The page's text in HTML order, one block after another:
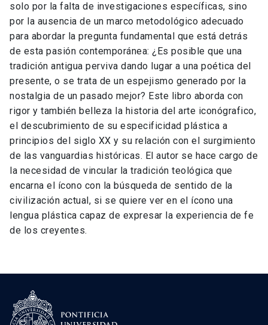
solo por la falta de investigaciones específicas, sino
por la ausencia de un marco metodológico adecuado
para abordar la pregunta fundamental que está detrás
de esta pasión contemporánea: ¿Es posible que una
tradición antigua perviva dando lugar a una poética del
presente, o se trata de un espejismo generado por la
nostalgia de un pasado mejor? Este libro aborda con
rigor y también belleza la historia del arte iconógrafico,
el descubrimiento de su especificidad plástica a
principios del siglo XX y su relación con el surgimiento
de las vanguardias históricas. El autor se hace cargo de
la necesidad de vincular la tradición teológica que
encarna el ícono con la búsqueda de sentido de la
civilización actual, si se quiere ver en el ícono una
lengua plástica capaz de expresar la experiencia de fe
de los creyentes.